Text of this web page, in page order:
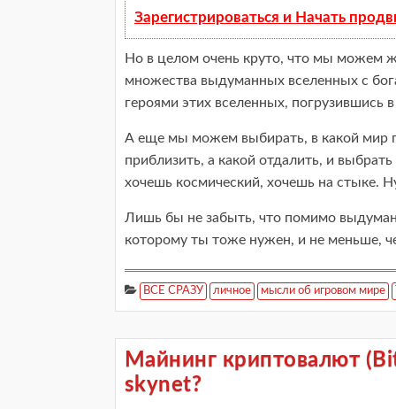
Зарегистрироваться и Начать
Но в целом очень круто, что мы можем
множества выдуманных вселенных с
героями этих вселенных, погрузившись
А еще мы можем выбирать, в какой мир
приблизить, а какой отдалить, и
хочешь космический, хочешь на стыке.
Лишь бы не забыть, что помимо
которому ты тоже нужен, и не меньше,
ВСЕ СРАЗУ личное мысли об игровом мире
Майнинг криптовалют
skynet?